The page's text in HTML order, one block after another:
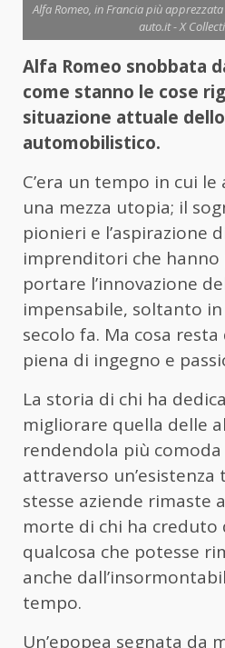
Alfa Romeo, in Francia più
auto.it - X
Alfa Romeo snobbata
come stanno le cose
situazione attuale
automobilistico.
C’era un tempo in cui
una mezza utopia; il
pionieri e l’aspirazione
imprenditori che hanno
portare l’innovazione
impensabile, soltanto
secolo fa. Ma cosa resta
piena di ingegno e
La storia di chi ha
migliorare quella delle
rendendola più
attraverso
stesse aziende rimaste
morte di chi ha creduto
qualcosa che potesse
anche
tempo.
Un’epopea segnata da